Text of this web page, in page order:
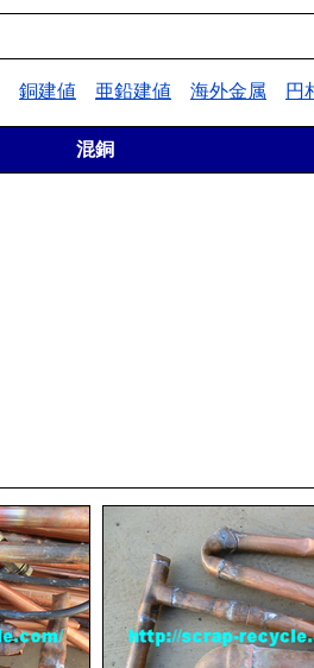
銅建値 亜鉛建値 海外金属 円
混銅